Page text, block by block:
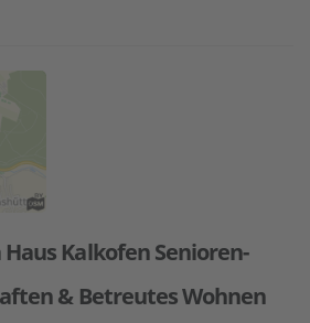
Kalkofen Senioren-
& Betreutes Wohnen